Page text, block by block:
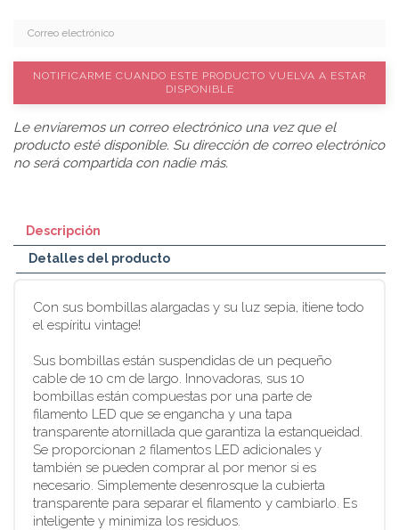
NOTIFICARME CUANDO ESTE PRODUCTO VUELVA A ESTAR
DISPONIBLE
Le enviaremos un correo electrónico una vez que el
producto esté disponible. Su dirección de correo electrónico
no será compartida con nadie más.
Descripción
Detalles del producto
Con sus bombillas alargadas y su luz sepia, ¡tiene todo
el espíritu vintage!
Sus bombillas están suspendidas de un pequeño
cable de 10 cm de largo. Innovadoras, sus 10
bombillas están compuestas por una parte de
filamento LED que se engancha y una tapa
transparente atornillada que garantiza la estanqueidad.
Se proporcionan 2 filamentos LED adicionales y
también se pueden comprar al por menor si es
necesario. Simplemente desenrosque la cubierta
transparente para separar el filamento y cambiarlo. Es
inteligente y minimiza los residuos.